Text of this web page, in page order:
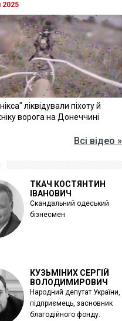
2025
ліквідували піхоту й
ворога на Донеччині
Всі відео »
ТКАЧ КОСТЯНТИН
ІВАНОВИЧ
Скандальний одеський
бізнесмен
КУЗЬМІНИХ СЕРГІЙ
ВОЛОДИМИРОВИЧ
Народний депутат України,
підприємець, засновник
благодійного фонду.